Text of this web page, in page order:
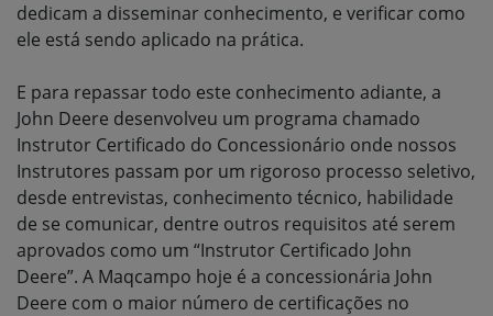
dedicam a disseminar conhecimento, e verificar como
ele está sendo aplicado na prática.
E para repassar todo este conhecimento adiante, a
John Deere desenvolveu um programa chamado
Instrutor Certificado do Concessionário onde nossos
Instrutores passam por um rigoroso processo seletivo,
desde entrevistas, conhecimento técnico, habilidade
de se comunicar, dentre outros requisitos até serem
aprovados como um “Instrutor Certificado John
Deere”. A Maqcampo hoje é a concessionária John
Deere com o maior número de certificações no